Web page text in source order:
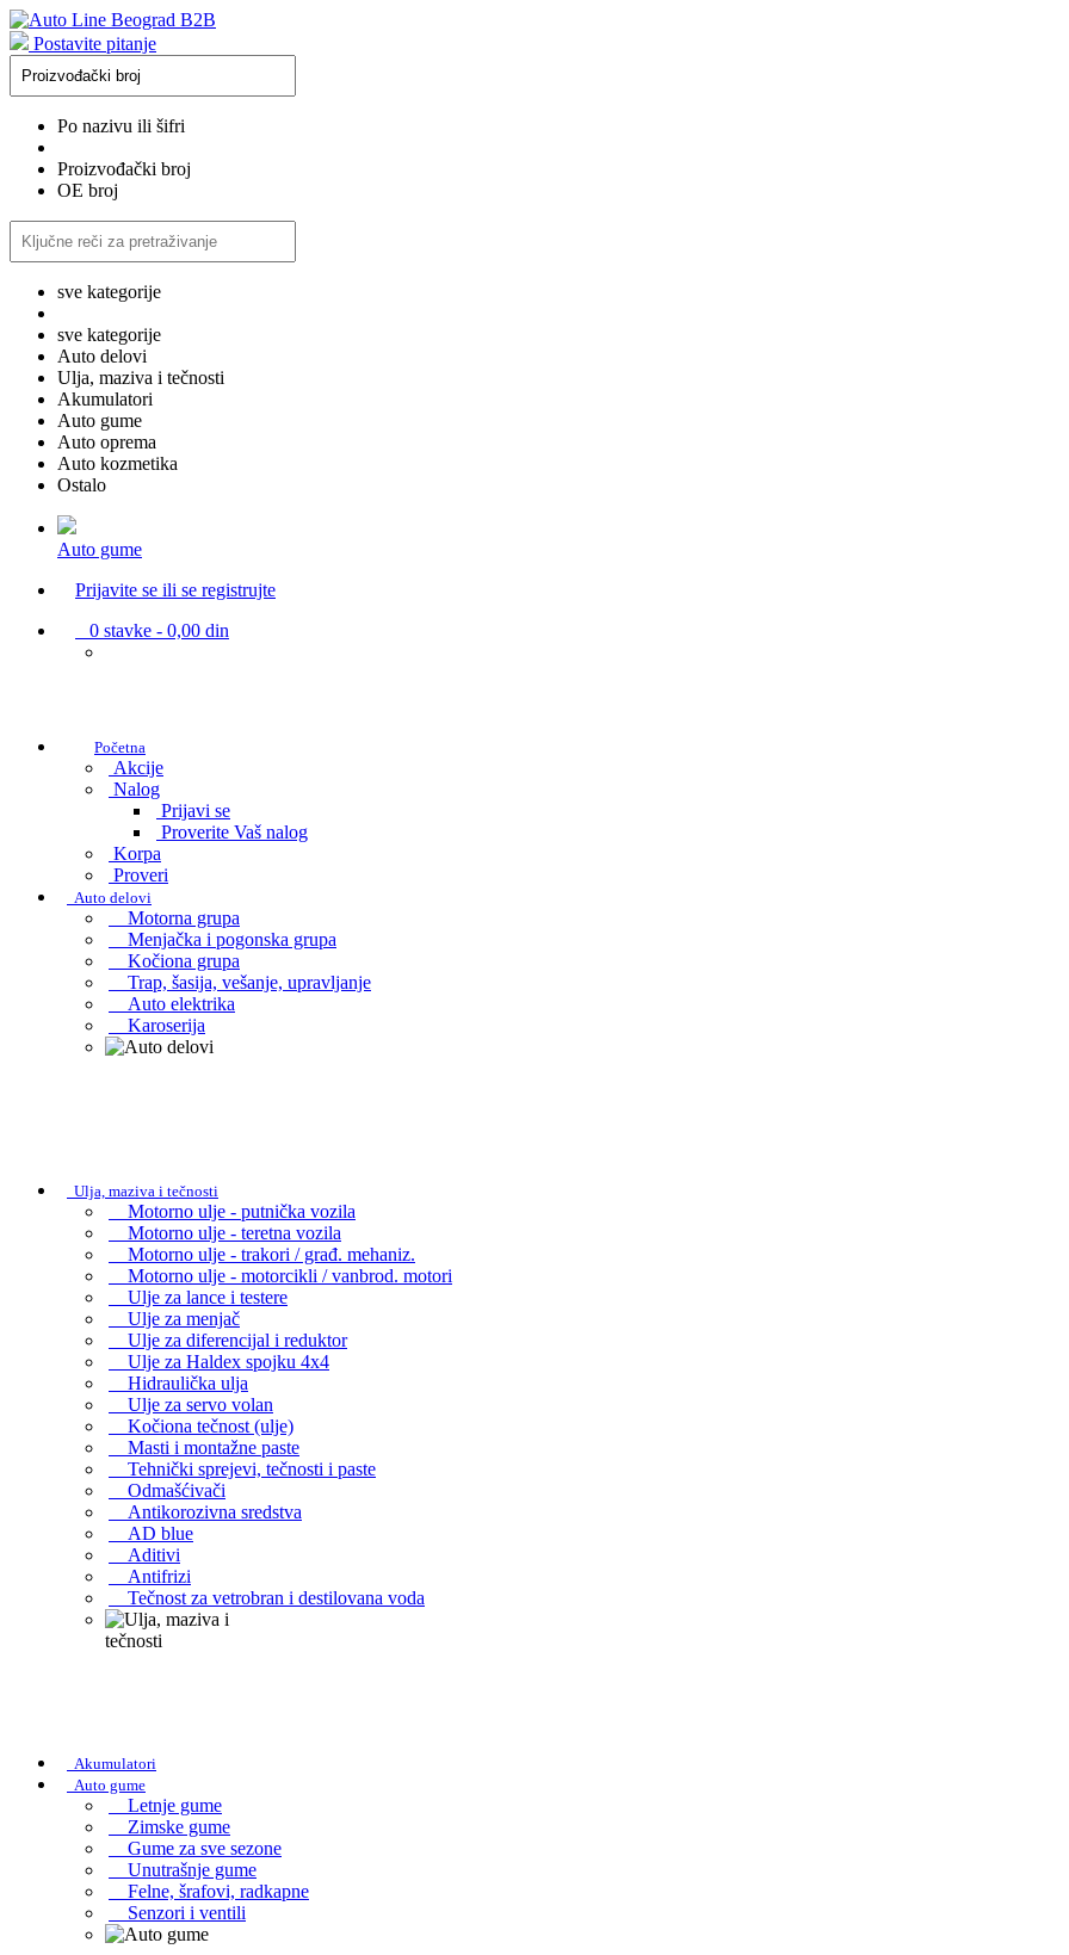
Postavite pitanje
Po nazivu ili šifri
Proizvođački broj
OE broj
sve kategorije
sve kategorije
Auto delovi
Ulja, maziva i tečnosti
Akumulatori
Auto gume
Auto oprema
Auto kozmetika
Ostalo
Auto gume
Prijavite se ili se registrujte
0 stavke - 0,00 din
Početna
Akcije
Nalog
Prijavi se
Proverite Vaš nalog
Korpa
Proveri
Auto delovi
Motorna grupa
Menjačka i pogonska grupa
Kočiona grupa
Trap, šasija, vešanje, upravljanje
Auto elektrika
Karoserija
Ulja, maziva i tečnosti
Motorno ulje - putnička vozila
Motorno ulje - teretna vozila
Motorno ulje - trakori / građ. mehaniz.
Motorno ulje - motorcikli / vanbrod. motori
Ulje za lance i testere
Ulje za menjač
Ulje za diferencijal i reduktor
Ulje za Haldex spojku 4x4
Hidraulička ulja
Ulje za servo volan
Kočiona tečnost (ulje)
Masti i montažne paste
Tehnički sprejevi, tečnosti i paste
Odmašćivači
Antikorozivna sredstva
AD blue
Aditivi
Antifrizi
Tečnost za vetrobran i destilovana voda
Akumulatori
Auto gume
Letnje gume
Zimske gume
Gume za sve sezone
Unutrašnje gume
Felne, šrafovi, radkapne
Senzori i ventili